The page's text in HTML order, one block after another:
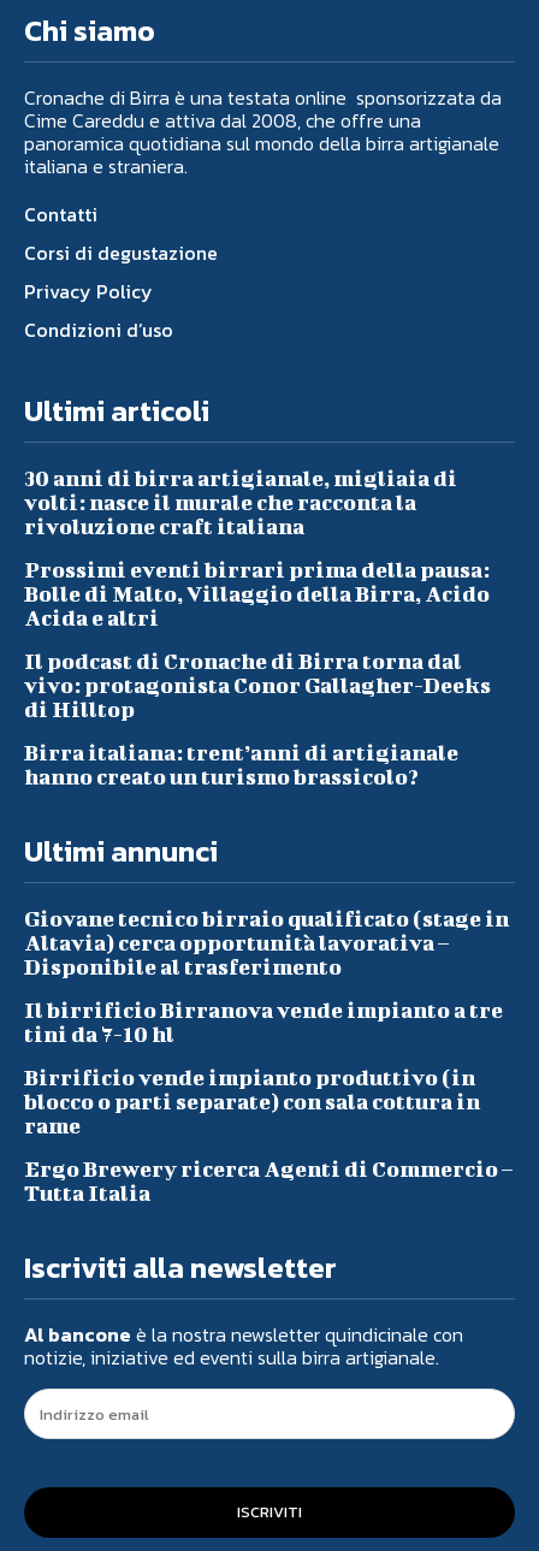
Chi siamo
Cronache di Birra è una testata online sponsorizzata da
Cime Careddu e attiva dal 2008, che offre una
panoramica quotidiana sul mondo della birra artigianale
italiana e straniera.
Contatti
Corsi di degustazione
Privacy Policy
Condizioni d’uso
Ultimi articoli
30 anni di birra artigianale, migliaia di
volti: nasce il murale che racconta la
rivoluzione craft italiana
Prossimi eventi birrari prima della pausa:
Bolle di Malto, Villaggio della Birra, Acido
Acida e altri
Il podcast di Cronache di Birra torna dal
vivo: protagonista Conor Gallagher-Deeks
di Hilltop
Birra italiana: trent’anni di artigianale
hanno creato un turismo brassicolo?
Ultimi annunci
Giovane tecnico birraio qualificato (stage in
Altavia) cerca opportunità lavorativa –
Disponibile al trasferimento
Il birrificio Birranova vende impianto a tre
tini da 7-10 hl
Birrificio vende impianto produttivo (in
blocco o parti separate) con sala cottura in
rame
Ergo Brewery ricerca Agenti di Commercio –
Tutta Italia
Iscriviti alla newsletter
Al bancone è la nostra newsletter quindicinale con
notizie, iniziative ed eventi sulla birra artigianale.
ISCRIVITI